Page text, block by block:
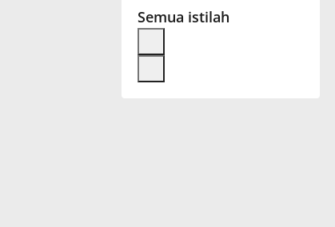
Español
Français
Semua istilah